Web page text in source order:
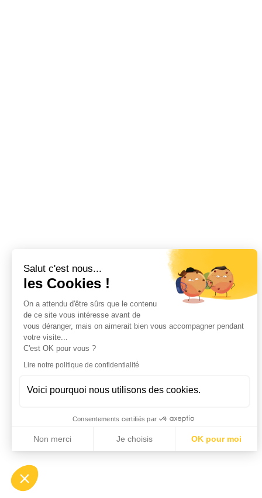
Salut c'est nous...
les Cookies !
On a attendu d'être sûrs que le contenu
de ce site vous intéresse avant de
vous déranger, mais on aimerait bien vous accompagner pendant
votre visite...
C'est OK pour vous ?
Lire notre politique de confidentialité
Voici pourquoi nous utilisons des cookies.
Consentements certifiés par
Non merci Je choisis OK pour moi
Plateforme de Gestion du Consentement : Personnalisez
Notre plateforme vous permet d'adapter et de gérer vos